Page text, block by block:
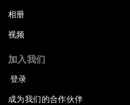
相册
视频
加入我们
登录
成为我们的合作伙伴